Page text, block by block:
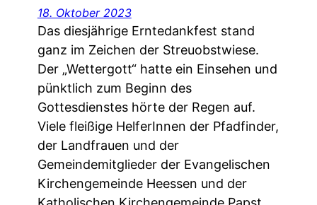
18. Oktober 2023
Das diesjährige Erntedankfest stand
ganz im Zeichen der Streuobstwiese.
Der „Wettergott“ hatte ein Einsehen und
pünktlich zum Beginn des
Gottesdienstes hörte der Regen auf.
Viele fleißige HelferInnen der Pfadfinder,
der Landfrauen und der
Gemeindemitglieder der Evangelischen
Kirchengemeinde Heessen und der